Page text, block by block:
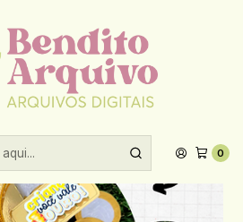
0
ao comprar acima de R$30,00!
Dia das Crianças
Crianças Caixa Barra de Ouro